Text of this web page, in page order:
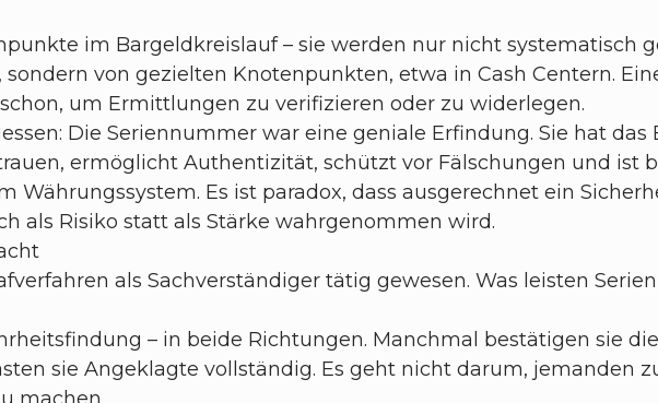
im Bargeldkreislauf – sie werden nur nicht systematisch
von gezielten Knotenpunkten, etwa in Cash Centern.
um Ermittlungen zu verifizieren oder zu widerlegen.
Die Seriennummer war eine geniale Erfindung. Sie hat
ermöglicht Authentizität, schützt vor Fälschungen und ist
Währungssystem. Es ist paradox, dass ausgerechnet ein
als Risiko statt als Stärke wahrgenommen wird.
als Sachverständiger tätig gewesen. Was leisten
– in beide Richtungen. Manchmal bestätigen sie
sie Angeklagte vollständig. Es geht nicht darum, jemanden